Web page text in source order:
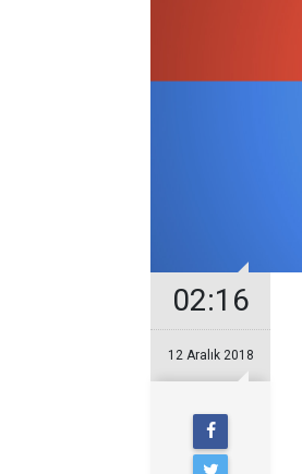
02:16
12 Aralık 2018